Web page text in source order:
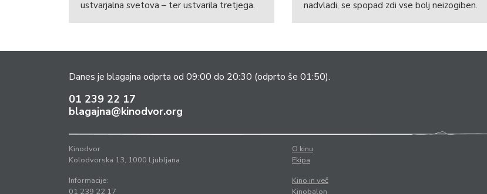
ustvarjalna svetova – ter ustvarila tretjega.
nadvladi, se spopad zdi vse bolj neizogiben.
Danes je blagajna odprta od 09:00 do 20:30 (odprto še 01:50).
01 239 22 17
blagajna@kinodvor.org
Kinodvor
Kolodvorska 13, 1000 Ljubljana
Informacije:
01 239 22 17
O kinu
Ekipa
Kino in več
Kinobalon